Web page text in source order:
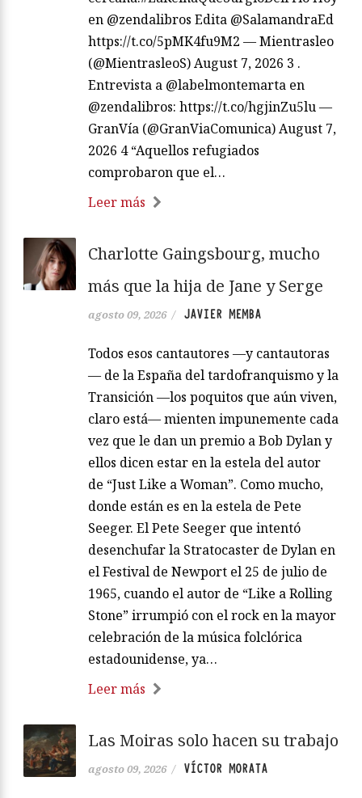
en @zendalibros Edita @SalamandraEd
https://t.co/5pMK4fu9M2 — Mientrasleo
(@MientrasleoS) August 7, 2026 3 .
Entrevista a @labelmontemarta en
@zendalibros: https://t.co/hgjinZu5lu —
GranVía (@GranViaComunica) August 7,
2026 4 “Aquellos refugiados
comprobaron que el…
Leer más
Charlotte Gaingsbourg, mucho
más que la hija de Jane y Serge
agosto 09, 2026 / JAVIER MEMBA
Todos esos cantautores —y cantautoras
— de la España del tardofranquismo y la
Transición —los poquitos que aún viven,
claro está— mienten impunemente cada
vez que le dan un premio a Bob Dylan y
ellos dicen estar en la estela del autor
de “Just Like a Woman”. Como mucho,
donde están es en la estela de Pete
Seeger. El Pete Seeger que intentó
desenchufar la Stratocaster de Dylan en
el Festival de Newport el 25 de julio de
1965, cuando el autor de “Like a Rolling
Stone” irrumpió con el rock en la mayor
celebración de la música folclórica
estadounidense, ya…
Leer más
Las Moiras solo hacen su trabajo
agosto 09, 2026 / VÍCTOR MORATA